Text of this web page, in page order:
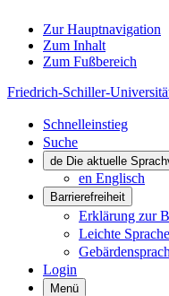
Zur Hauptnavigation
Zum Inhalt
Zum Fußbereich
Friedrich-Schiller-
Schnelleinstieg
Suche
de Die aktuelle
en Englisch
Barrierefreiheit
Erklärung zur
Leichte Sprache
Login
Menü